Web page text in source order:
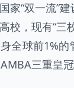
家“双一流”
校，现有“三
全球前1%的
三重皇冠